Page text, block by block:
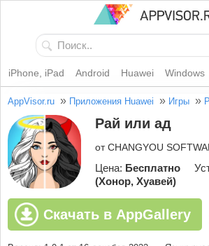
iPhone, iPad Android Huawei Windows
AppVisor.ru » Приложения Huawei » Игры »
Рай или ад
от CHANGYOU
Цена: Бесплатно
(Хонор, Хуавей)
Скачать в AppGallery